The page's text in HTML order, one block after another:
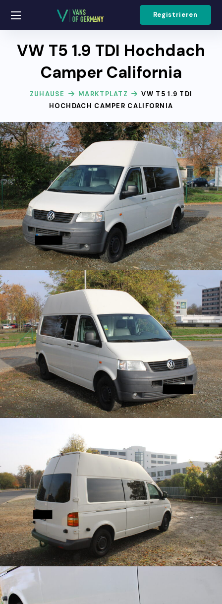
Registrieren
VW T5 1.9 TDI Hochdach
Camper California
ZUHAUSE MARKTPLATZ
VW T5 1.9 TDI
HOCHDACH CAMPER CALIFORNIA